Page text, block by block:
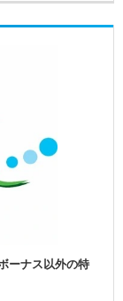
ーナス以外の特